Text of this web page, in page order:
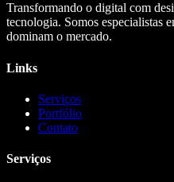
Transformando o digital com
tecnologia. Somos especialistas
dominam o mercado.
Links
Serviços
Portfólio
Contato
Serviços